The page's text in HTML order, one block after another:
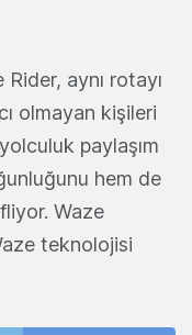
aynı rotayı
olmayan kişileri
paylaşım
hem de
Waze
teknolojisi